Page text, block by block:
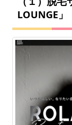
LOUNGE」